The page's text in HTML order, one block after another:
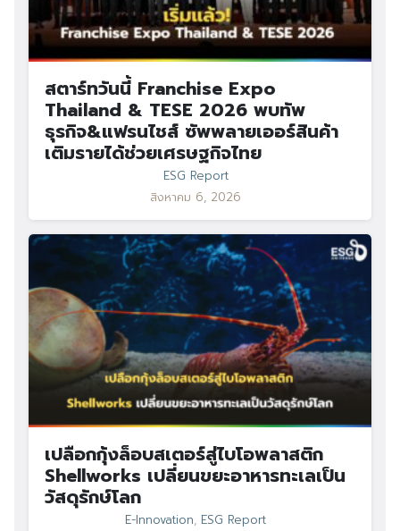
สตาร์ทวันนี้ Franchise Expo
Thailand & TESE 2026 พบทัพ
ธุรกิจ&แฟรนไชส์ ซัพพลายเออร์สินค้า
เติมรายได้ช่วยเศรษฐกิจไทย
ESG Report
สิงหาคม 6, 2026
เปลือกกุ้งล็อบสเตอร์สู่ไบโอพลาสติก
Shellworks เปลี่ยนขยะอาหารทะเลเป็น
วัสดุรักษ์โลก
E-Innovation, ESG Report